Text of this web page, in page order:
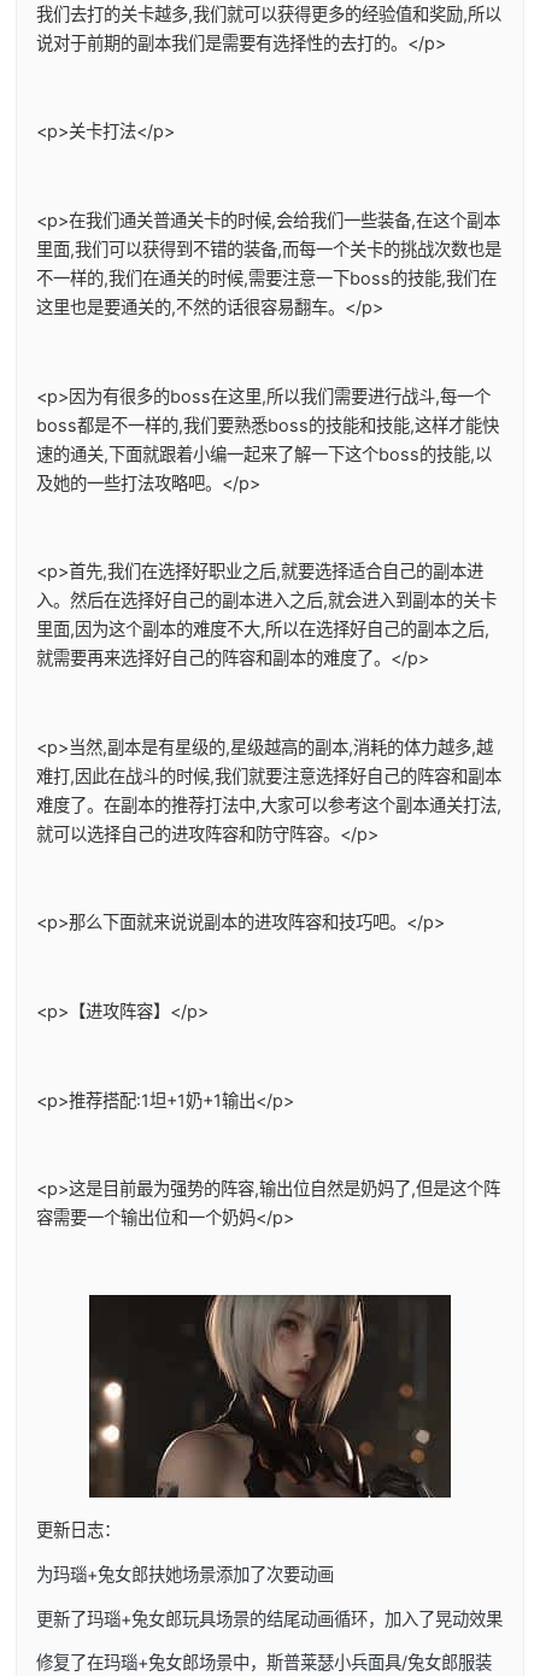
我们去打的关卡越多,我们就可以获得更多的经验值和奖励,所以
说对于前期的副本我们是需要有选择性的去打的。</p>
<p>关卡打法</p>
<p>在我们通关普通关卡的时候,会给我们一些装备,在这个副本
里面,我们可以获得到不错的装备,而每一个关卡的挑战次数也是
不一样的,我们在通关的时候,需要注意一下boss的技能,我们在
这里也是要通关的,不然的话很容易翻车。</p>
<p>因为有很多的boss在这里,所以我们需要进行战斗,每一个
boss都是不一样的,我们要熟悉boss的技能和技能,这样才能快
速的通关,下面就跟着小编一起来了解一下这个boss的技能,以
及她的一些打法攻略吧。</p>
<p>首先,我们在选择好职业之后,就要选择适合自己的副本进
入。然后在选择好自己的副本进入之后,就会进入到副本的关卡
里面,因为这个副本的难度不大,所以在选择好自己的副本之后,
就需要再来选择好自己的阵容和副本的难度了。</p>
<p>当然,副本是有星级的,星级越高的副本,消耗的体力越多,越
难打,因此在战斗的时候,我们就要注意选择好自己的阵容和副本
难度了。在副本的推荐打法中,大家可以参考这个副本通关打法,
就可以选择自己的进攻阵容和防守阵容。</p>
<p>那么下面就来说说副本的进攻阵容和技巧吧。</p>
<p>【进攻阵容】</p>
<p>推荐搭配:1坦+1奶+1输出</p>
<p>这是目前最为强势的阵容,输出位自然是奶妈了,但是这个阵
容需要一个输出位和一个奶妈</p>
更新日志：
为玛瑙+兔女郎扶她场景添加了次要动画
更新了玛瑙+兔女郎玩具场景的结尾动画循环，加入了晃动效果
修复了在玛瑙+兔女郎场景中，斯普莱瑟小兵面具/兔女郎服装